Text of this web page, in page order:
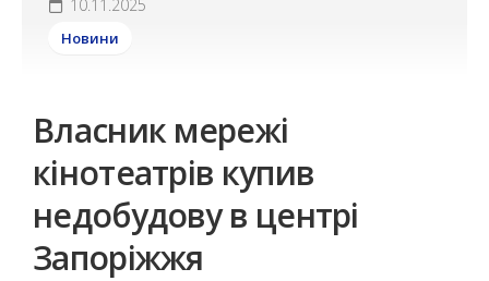
10.11.2025
Новини
Власник мережі
кінотеатрів купив
недобудову в центрі
Запоріжжя